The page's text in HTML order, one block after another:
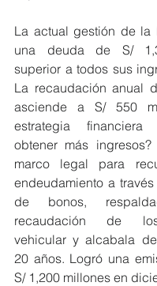
La actual gestión de la
una deuda de S/
superior a todos sus
La recaudación anual
asciende a S/ 550
estrategia
obtener más
marco legal para
endeudamiento a
de bonos,
recaudación de
vehicular y alcabala
20 años. Logró una
S/ 1,200 millones en